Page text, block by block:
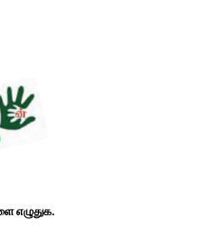
தந்தனர்.
தமிழக அணி வெற்றி
ஏழாம் வகுப்பு